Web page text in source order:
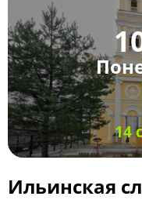
14
Ильинская